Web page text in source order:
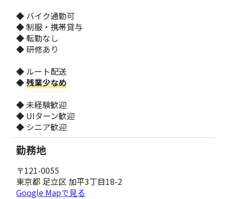
◆ バイク通勤可
◆ 制服・携帯貸与
◆ 転勤なし
◆ 研修あり
◆ ルート配送
◆残業少なめ
◆ 未経験歓迎
◆ UIターン歓迎
◆ シニア歓迎
勤務地
〒121-0055
東京都 足立区 加平3丁目18-2
Google Mapで見る